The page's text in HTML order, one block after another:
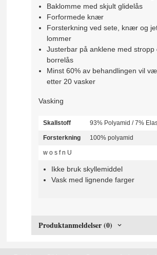
Baklomme med skjult glidelås
Forformede knær
Forsterkning ved sete, knær og
lommer
Justerbar på anklene med stropp
borrelås
Minst 60% av behandlingen vil
etter 20 vasker
Vasking
Skallstoff 93% Polyamid / 7%
Forsterkning 100% polyamid
wosfn U
Ikke bruk skyllemiddel
Vask med lignende farger
Produktanmeldelser (0)